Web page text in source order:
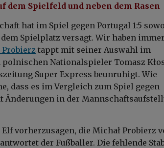
dem Spielfeld und neben dem Rasen
hat im Spiel gegen Portugal 1:5
dem Spielplatz versagt. Wir haben
tappt mit seiner Auswahl im
Nationalspieler Tomasz
Super Express beunruhigt. Wie
dass es im Vergleich zum Spiel gegen
Änderungen in der
vorherzusagen, die Michał Probierz
der Fußballer. Die fehlende